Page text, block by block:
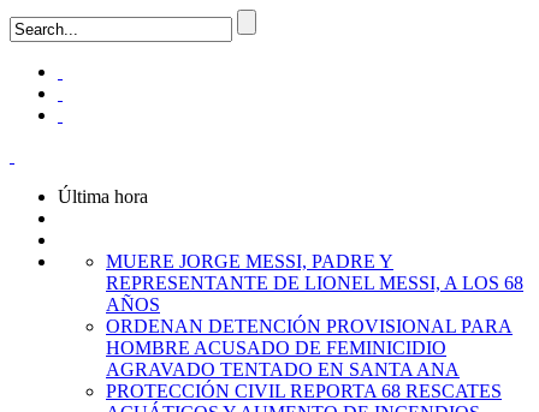
Última hora
MUERE JORGE MESSI, PADRE Y
REPRESENTANTE DE LIONEL MESSI, A LOS 68
AÑOS
ORDENAN DETENCIÓN PROVISIONAL PARA
HOMBRE ACUSADO DE FEMINICIDIO
AGRAVADO TENTADO EN SANTA ANA
PROTECCIÓN CIVIL REPORTA 68 RESCATES